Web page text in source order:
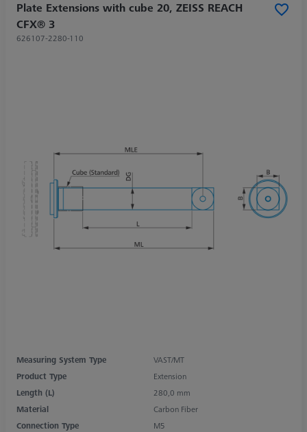
Plate Extensions with cube 20, ZEISS REACH
CFX® 3
626107-2280-110
Measuring System Type
VAST/MT
Product Type
Extension
Length (L)
280,0 mm
Material
Carbon Fiber
Connection Type
M5